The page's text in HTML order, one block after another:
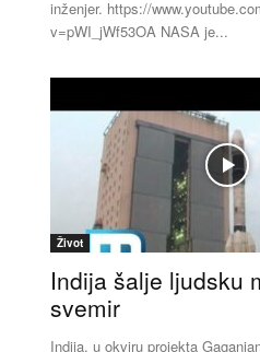
inženjer. https://
v=pWI_jWf53OA NASA je...
Život
Indija šalje ljudsku
svemir
Indija, u okviru projekta